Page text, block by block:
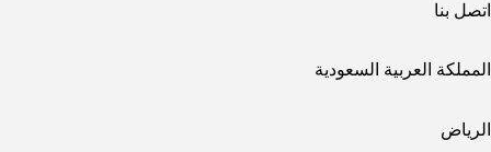
اتصل بنا
المملكة العربية السعودية
الرياض